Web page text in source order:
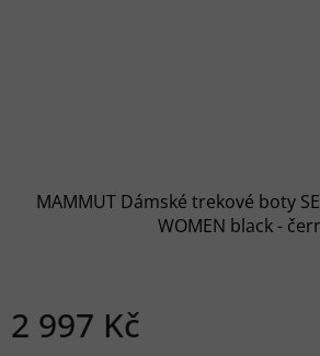
MAMMUT Dámské trekové boty
WOMEN black -
2 997 Kč